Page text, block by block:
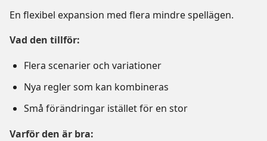
En flexibel expansion med flera mindre spellägen.
Vad den tillför:
Flera scenarier och variationer
Nya regler som kan kombineras
Små förändringar istället för en stor
Varför den är bra: